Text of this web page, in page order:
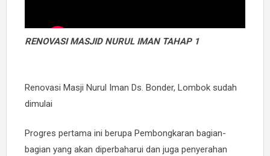
RENOVASI MASJID NURUL IMAN TAHAP 1
Renovasi Masji Nurul Iman Ds. Bonder, Lombok sudah
dimulai
Progres pertama ini berupa Pembongkaran bagian-
bagian yang akan diperbaharui dan juga penyerahan